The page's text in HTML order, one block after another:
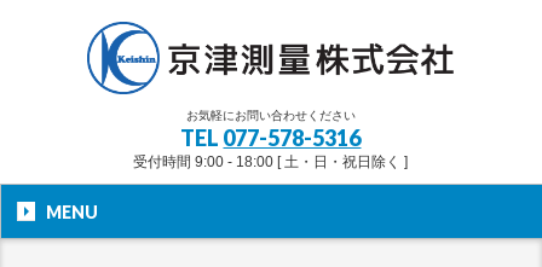
お気軽にお問い合わせください
TEL 077-578-5316
受付時間 9:00 - 18:00 [ 土・日・祝日除く ]
MENU